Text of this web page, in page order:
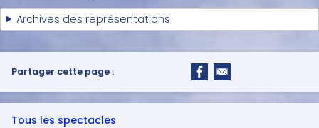
Archives des représentations
Partager cette page :
Tous les spectacles